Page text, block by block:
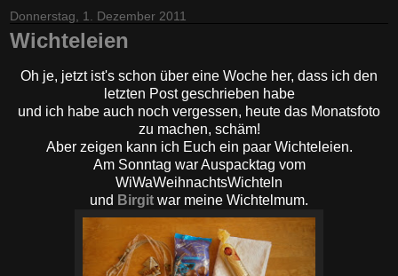
Donnerstag, 1. Dezember 2011
Wichteleien
Oh je, jetzt ist's schon über eine Woche her, dass ich den
letzten Post geschrieben habe
und ich habe auch noch vergessen, heute das Monatsfoto
zu machen , schäm!
Aber zeigen kann ich Euch ein paar Wichteleien.
Am Sonntag war Auspacktag vom
WiWaWeihnachtsWichteln
und Birgit war meine Wichtelmum.